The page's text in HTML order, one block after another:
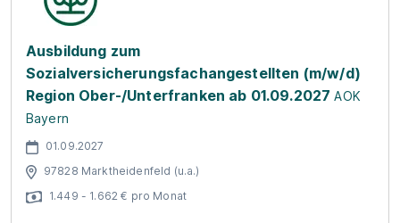
Ausbildung zum
Sozialversicherungsfachangestellten (m/w/d)
Region Ober-/Unterfranken ab 01.09.2027 AOK
Bayern
01.09.2027
97828 Marktheidenfeld (u.a.)
1.449 - 1.662 € pro Monat